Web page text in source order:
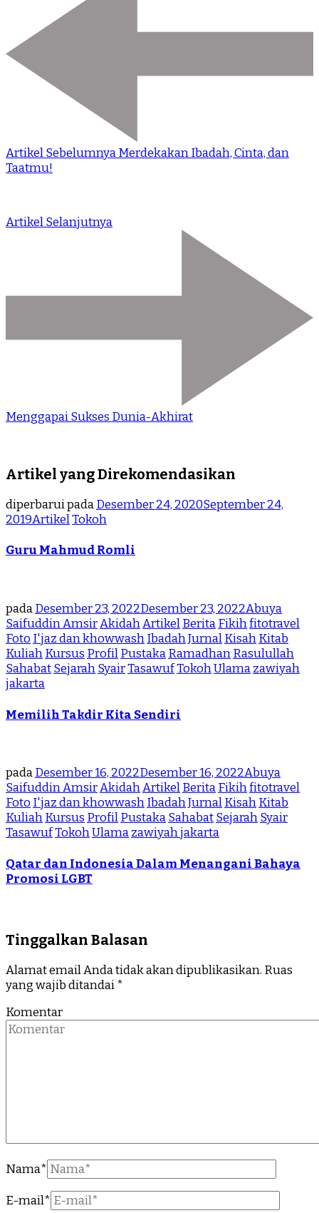
Artikel SebelumnyaMerdekakan Ibadah, Cinta, dan
Taatmu!
Artikel Selanjutnya
Menggapai Sukses Dunia-Akhirat
Artikel yang Direkomendasikan
diperbarui padaDesember 24, 2020September 24,
2019ArtikelTokoh
Guru Mahmud Romli
padaDesember 23, 2022Desember 23, 2022Abuya
Saifuddin AmsirAkidahArtikelBeritaFikihfitotravel
Foto I'jaz dan khowwashIbadahJurnalKisahKitab
KuliahKursus ProfilPustakaRamadhanRasulullah
SahabatSejarahSyairTasawufTokohUlamazawiyah
jakarta
Memilih Takdir Kita Sendiri
padaDesember 16, 2022Desember 16, 2022Abuya
Saifuddin AmsirAkidahArtikelBeritaFikihfitotravel
Foto I'jaz dan khowwashIbadahJurnalKisahKitab
KuliahKursus ProfilPustakaSahabatSejarahSyair
TasawufTokohUlamazawiyah jakarta
Qatar dan Indonesia Dalam Menangani Bahaya
Promosi LGBT
Tinggalkan Balasan
Alamat email Anda tidak akan dipublikasikan. Ruas
yang wajib ditandai*
Komentar
Nama*
E-mail*